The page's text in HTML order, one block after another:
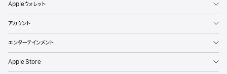
Appleウォレット
アカウント
エンターテインメント
Apple Store